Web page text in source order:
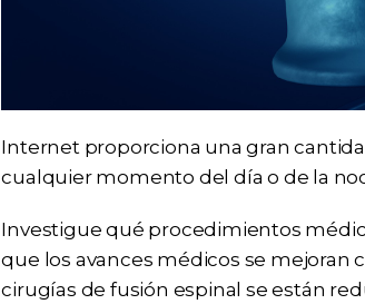
Internet proporciona una gran
cualquier momento del día o de la
Investigue qué procedimientos
que los avances médicos se mejoran
cirugías de fusión espinal se están